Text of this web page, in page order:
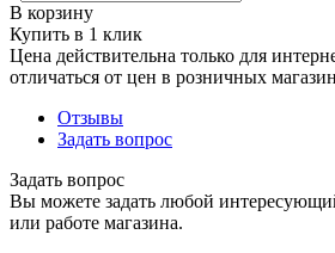
В корзину
Купить в 1 клик
Цена действительна только для
отличаться от цен в розничных
Отзывы
Задать вопрос
Задать вопрос
Вы можете задать любой
или работе магазина.